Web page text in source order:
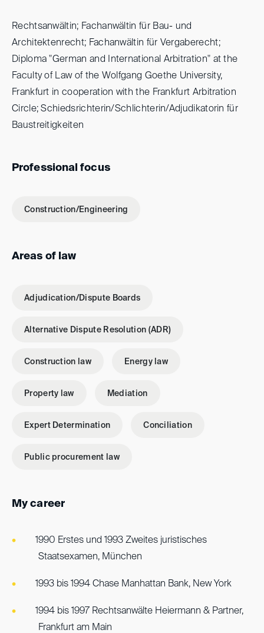
Rechtsanwältin; Fachanwältin für Bau- und
Architektenrecht; Fachanwältin für Vergaberecht;
Diploma "German and International Arbitration" at the
Faculty of Law of the Wolfgang Goethe University,
Frankfurt in cooperation with the Frankfurt Arbitration
Circle; Schiedsrichterin/Schlichterin/Adjudikatorin für
Baustreitigkeiten
Professional focus
Construction/Engineering
Areas of law
Adjudication/Dispute Boards
Alternative Dispute Resolution (ADR)
Construction law Energy law
Property law Mediation
Expert Determination Conciliation
Public procurement law
My career
1990 Erstes und 1993 Zweites juristisches
Staatsexamen, München
1993 bis 1994 Chase Manhattan Bank, New York
1994 bis 1997 Rechtsanwälte Heiermann & Partner,
Frankfurt am Main